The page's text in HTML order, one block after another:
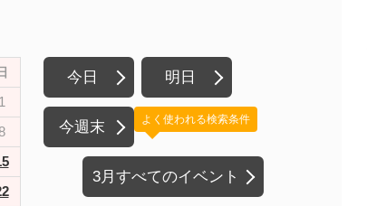
今日 明日
今週末
3月すべてのイベント
よく使われる検索条件